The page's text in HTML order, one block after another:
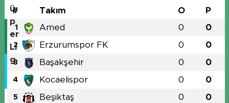
# Takım O P
1 Amed 0 0
2 Erzurumspor FK 0 0
3 Başakşehir 0 0
4 Kocaelispor 0 0
5 Beşiktaş 0 0